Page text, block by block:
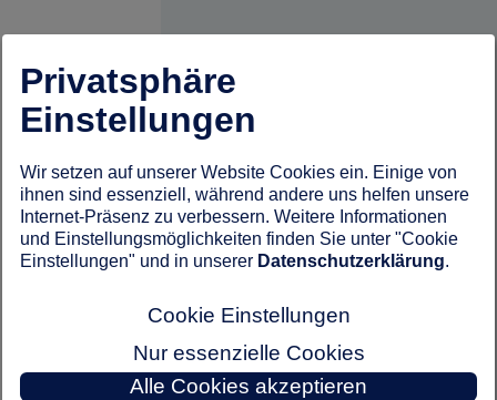
Privatsphäre
Einstellungen
Wir setzen auf unserer Website Cookies ein. Einige von
ihnen sind essenziell, während andere uns helfen unsere
Internet-Präsenz zu verbessern. Weitere Informationen
und Einstellungsmöglichkeiten finden Sie unter "Cookie
Einstellungen" und in unserer Datenschutzerklärung.
Cookie Einstellungen
Nur essenzielle Cookies
Alle Cookies akzeptieren